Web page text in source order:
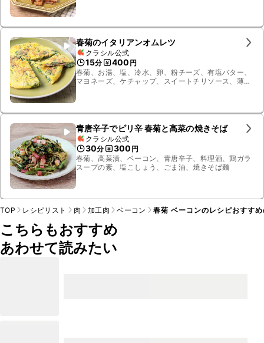
春菊のイタリアンオムレツ
クラシル公式
15分 400 円
春菊、お湯、塩、冷水、卵、粉チーズ、有塩バター、
マヨネーズ、ケチャップ、スイートチリソース、薄切
青唐辛子でピリ辛 春菊と高菜の焼きそば
クラシル公式
30分 300 円
春菊、高菜漬、ベーコン、青唐辛子、料理酒、鶏ガラ
スープの素、塩こしょう、ごま油、焼きそば麺
TOP レシピリスト 肉 加工肉 ベーコン 春菊 ベーコンのレシピおすす
こちらもおすすめ
あわせて読みたい